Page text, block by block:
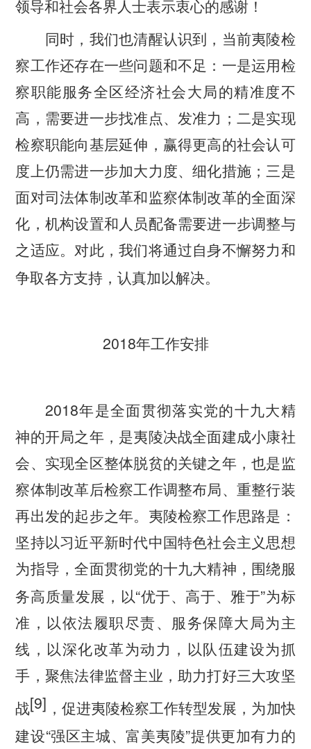
领导和社会各界人士表示衷心的感谢！
同时，我们也清醒认识到，当前夷陵检
察工作还存在一些问题和不足：一是运用检
察职能服务全区经济社会大局的精准度不
高，需要进一步找准点、发准力；二是实现
检察职能向基层延伸，赢得更高的社会认可
度上仍需进一步加大力度、细化措施；三是
面对司法体制改革和监察体制改革的全面深
化，机构设置和人员配备需要进一步调整与
之适应。对此，我们将通过自身不懈努力和
争取各方支持，认真加以解决。
2018年工作安排
2018年是全面贯彻落实党的十九大精
神的开局之年，是夷陵决战全面建成小康社
会、实现全区整体脱贫的关键之年，也是监
察体制改革后检察工作调整布局、重整行装
再出发的起步之年。夷陵检察工作思路是：
坚持以习近平新时代中国特色社会主义思想
为指导，全面贯彻党的十九大精神，围绕服
务高质量发展，以“优于、高于、雅于”为标
准，以依法履职尽责、服务保障大局为主
线，以深化改革为动力，以队伍建设为抓
手，聚焦法律监督主业，助力打好三大攻坚
战[9] ，促进夷陵检察工作转型发展，为加快
建设“强区主城、富美夷陵”提供更加有力的